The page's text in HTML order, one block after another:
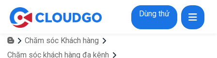
Dùng thử
Chăm sóc Khách hàng
Chăm sóc khách hàng đa kênh